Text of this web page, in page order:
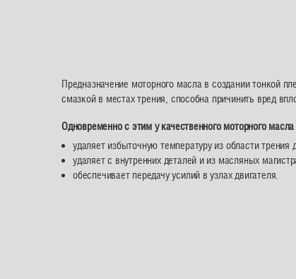
Предназначение моторного масла в создании тонкой
смазкой в местах трения, способна причинить вред
Одновременно с этим у качественного моторного масла
удаляет избыточную температуру из области трения
удаляет с внутренних деталей и из масляных
обеспечивает передачу усилий в узлах двигателя.